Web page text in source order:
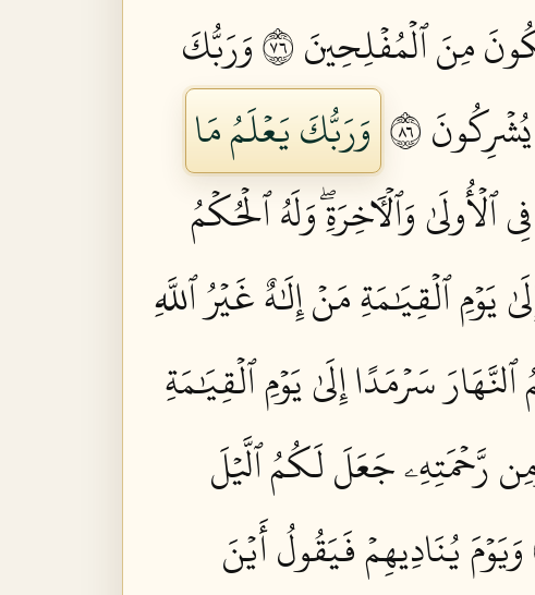
مِنَ ٱلۡمُفۡلِحِينَ ٦٧
وَرَبُّكَ
٦٨
وَرَبُّكَ يَعۡلَمُ مَا
ٱلۡأُولَىٰ وَٱلۡأٓخِرَةِۖ وَلَهُ ٱلۡحُكۡمُ
يَوۡمِ ٱلۡقِيَٰمَةِ مَنۡ إِلَٰهٌ غَيۡرُ ٱللَّهِ
سَرۡمَدًا إِلَىٰ يَوۡمِ ٱلۡقِيَٰمَةِ
رَّحۡمَتِهِۦ جَعَلَ لَكُمُ ٱلَّيۡلَ
وَيَوۡمَ يُنَادِيهِمۡ فَيَقُولُ أَيۡنَ